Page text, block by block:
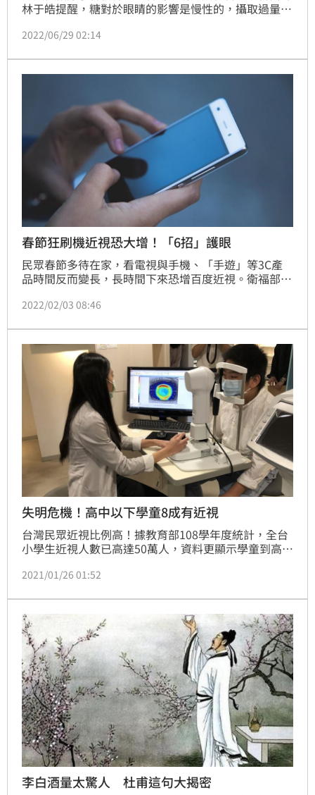
林于皓提醒，糖對於眼睛的影響是慢性的，攝取過量會
糖分傷害血管壁，使血管壁失去彈性，同樣會對眼部造
2022/06/29 02:14
春節狂刷機近視恐大增！「6招」護眼
民眾春節多待在家，看電視與手機、「手遊」等3C產
品時間反而變長，長時間下來恐增百度近視。衛福部國
活動，遵循一日看螢幕不超過1小時等「Eye眼6招」，
電動等，影響視力或導致近視度數暴增。（記者：簡浩
正）
2022/02/03 08:46
失明危機！高中以下學童8成有近視
台灣民眾近視比例高！據教育部108學年度統計，全台
小學生近視人數已高達50萬人，資料更顯示學童到高中
免學生在校園群聚感染，改為用遠距教學形式上課，竟
時代3C產品應用範圍廣，學童近視率平均每5年近視年
齡將提早1歲，若沒有妥善控制，小小年紀就可能有
500度以上高度近視。（記者：簡浩正）
2021/01/26 01:52
李白酒量太驚人 杜甫這句大揭密